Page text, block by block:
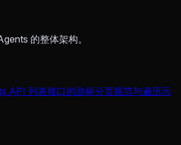
的整体架构。
API 列表接口的游标分页规范与遍历示